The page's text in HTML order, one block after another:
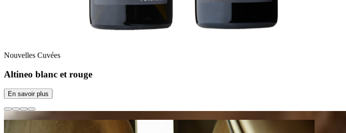
Nouvelles Cuvées
Altineo blanc et rouge
En savoir plus
01